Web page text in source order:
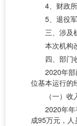
4、财政所
5、退役
三、 涉及
本次机构
四、部门
2020年
位基本运行的
（一）
2020年
成95万元，人